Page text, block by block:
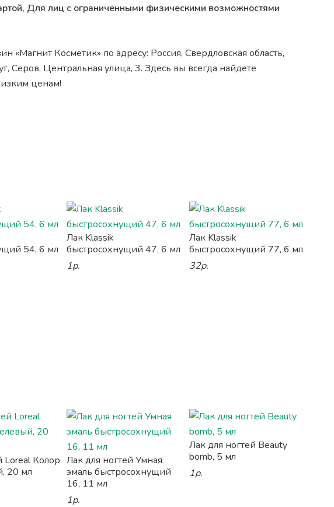
Для лиц с ограниченными физическими возможностями
«Магнит Косметик» по адресу: Россия, Свердловская область,
Серов, Центральная улица, 3. Здесь вы всегда найдете
ценам!
54, 6 мл
Лак Klassik
быстросохнущий 47, 6 мл
1р.
Лак Klassik
быстросохнущий 77, 6 мл
32р.
Loreal Колор
20 мл
Лак для ногтей Умная
эмаль быстросохнущий
16, 11 мл
1р.
Лак для ногтей Beauty
bomb, 5 мл
1р.